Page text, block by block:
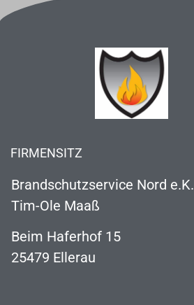
FIRMENSITZ
Brandschutzservice Nord e.K.
Tim-Ole Maaß
Beim Haferhof 15
25479 Ellerau